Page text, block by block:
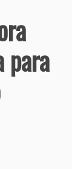
para